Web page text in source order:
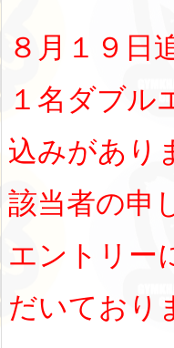
８月１９日
１名ダブル
込みがあり
該当者の申
エントリー
だいており